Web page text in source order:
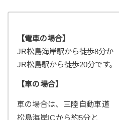
【電車の場合】
JR松島海岸駅から徒歩8分か
JR松島駅から徒歩20分です。
【車の場合】
車の場合は、三陸自動車道
松島海岸ICから約5分と